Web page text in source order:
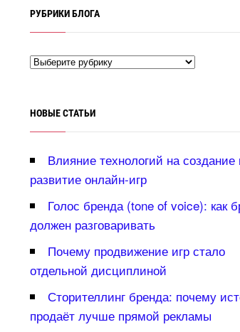
РУБРИКИ БЛОГА
НОВЫЕ СТАТЬИ
лияние технологий на создание
развитие онлайн-игр
Голос бренда (tone of voice): как
должен разговаривать
Почему продвижение игр стало
отдельной дисциплиной
Сторителлинг бренда: почему
продаёт лучше прямой рекламы